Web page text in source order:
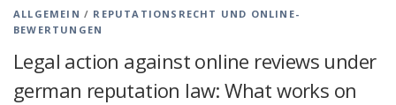
ALLGEMEIN / REPUTATIONSRECHT UND ONLINE-
BEWERTUNGEN
Legal action against online reviews under
german reputation law: What works on